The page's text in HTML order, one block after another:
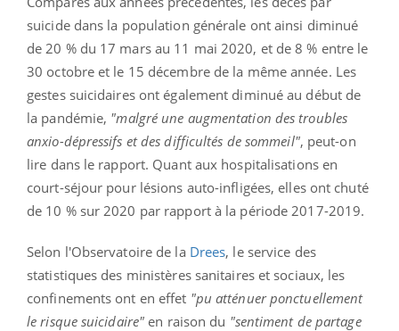
suicide dans la population générale ont ainsi diminué
de 20 % du 17 mars au 11 mai 2020, et de 8 % entre le
30 octobre et le 15 décembre de la même année. Les
gestes suicidaires ont également diminué au début de
la pandémie, "malgré une augmentation des troubles
anxio-dépressifs et des difficultés de sommeil", peut-on
lire dans le rapport. Quant aux hospitalisations en
court-séjour pour lésions auto-infligées, elles ont chuté
de 10 % sur 2020 par rapport à la période 2017-2019.
Selon l'Observatoire de la Drees, le service des
statistiques des ministères sanitaires et sociaux, les
confinements ont en effet "pu atténuer ponctuellement
le risque suicidaire" en raison du "sentiment de partage